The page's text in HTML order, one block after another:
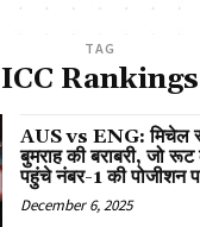
TAG
ICC Rankings
AUS vs ENG: मिचेल
बुमराह की बराबरी, जो
पहुंचे नंबर-1 की पोजीशन
December 6, 2025